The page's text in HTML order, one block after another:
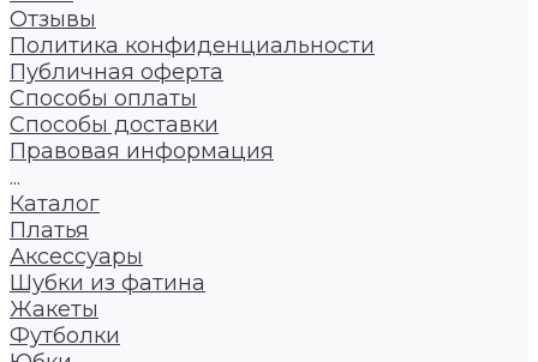
Отзывы
Политика конфиденциальности
Публичная оферта
Способы оплаты
Способы доставки
Правовая информация
...
Каталог
Платья
Аксессуары
Шубки из фатина
Жакеты
Футболки